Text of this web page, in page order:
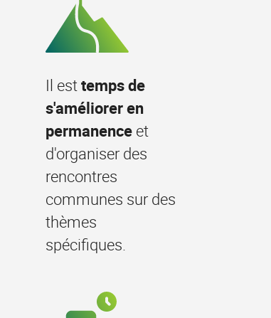
Il esttemps de
s'améliorer en
permanence et
d'organiser des
rencontres
communes sur des
thèmes
spécifiques.